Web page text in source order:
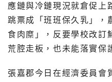
應鏈與冷鏈現況就倉促上
跳票成「班班保久乳」，
食肉糜」，反要學校改訂
荒腔走板，也未能落實保
張嘉郡今日在經濟委員會